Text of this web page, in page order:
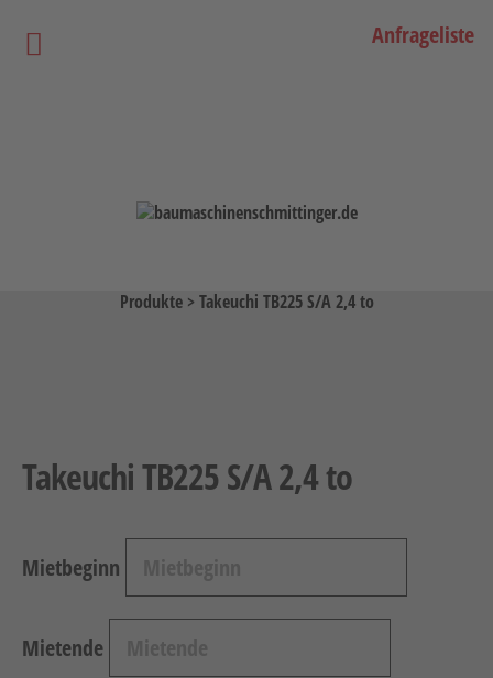
Anfrageliste
Bagger
Lasergesteuerte Maschinen
Transporttechnik
Arbeitsbühnen / Aufzüge
Raupentransporter / Dumper
Verdichtung
Produkte> Takeuchi TB225 S/A 2,4 to
Takeuchi TB225 S/A 2,4 to
Mietbeginn
Mietende